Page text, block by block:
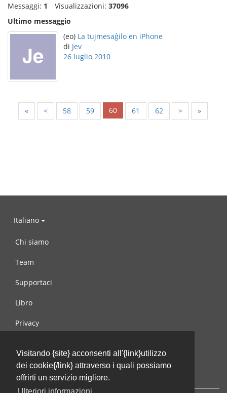
Visitando {site} acconsenti all'{link}utilizzo
dei cookie{/link} attraverso i quali possiamo
offrirti un servizio migliore.
Messaggi: 1 Visualizzazioni: 37096
Ultimo messaggio
(eo) La tujmesaĝilo en iPhone
di Jev
26 luglio 2010
« < 58 59 60 61 62 > »
Italiano
Chi siamo
Team
Supportaci
Libro
Privacy
Contattaci